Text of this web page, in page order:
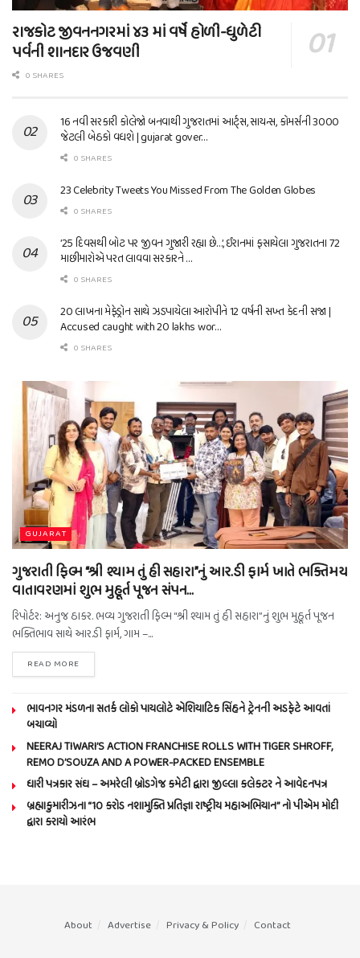
રાજકોટ જીવનનગરમાં ૪૩ માં વર્ષે હોળી-ધુળેટી
પર્વની શાનદાર ઉજવણી
0 SHARES
16 નવી સરકારી કોલેજો બનવાથી ગુજરાતમાં આર્ટ્સ, સાયન્સ, કોમર્સની 3000
જેટલી બેઠકો વધશે | gujarat gover…
0 SHARES
23 Celebrity Tweets You Missed From The Golden Globes
0 SHARES
’25 દિવસથી બોટ પર જીવન ગુજારી રહ્યા છે…’, ઈરાનમાં ફસાયેલા ગુજરાતના 72
માછીમારોએ પરત લાવવા સરકારને …
0 SHARES
20 લાખના મેફેડ્રોન સાથે ઝડપાયેલા આરોપીને 12 વર્ષની સખ્ત કેદની સજા |
Accused caught with 20 lakhs wor…
0 SHARES
GUJARAT
ગુજરાતી ફિલ્મ “શ્રી શ્યામ તું હી સહારા”નું આર.ડી ફાર્મ ખાતે ભક્તિમય
વાતાવરણમાં શુભ મુહૂર્ત પૂજન સંપન…
રિપોર્ટર: અનુજ ઠાકર. ભવ્ય ગુજરાતી ફિલ્મ “શ્રી શ્યામ તું હી સહારા”નું શુભ મુહૂર્ત પૂજન
ભક્તિભાવ સાથે આર.ડી ફાર્મ, ગામ –...
READ MORE
ભાવનગર મંડળના સતર્ક લોકો પાયલોટે એશિયાટિક સિંહને ટ્રેનની અડફેટે આવતાં
બચાવ્યો
NEERAJ TIWARI’S ACTION FRANCHISE ROLLS WITH TIGER SHROFF,
REMO D’SOUZA AND A POWER-PACKED ENSEMBLE
ધારી પત્રકાર સંઘ – અમરેલી બ્રોડગેજ કમેટી દ્વારા જીલ્લા કલેકટર ને આવેદનપત્ર
બ્રહ્માકુમારીઝના “10 કરોડ નશામુક્તિ પ્રતિજ્ઞા રાષ્ટ્રીય મહાઅભિયાન” નો પીએમ મોદી
દ્વારા કરાયો આરંભ
About Advertise Privacy & Policy Contact